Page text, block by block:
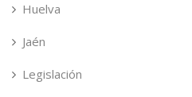
Huelva
Jaén
Legislación